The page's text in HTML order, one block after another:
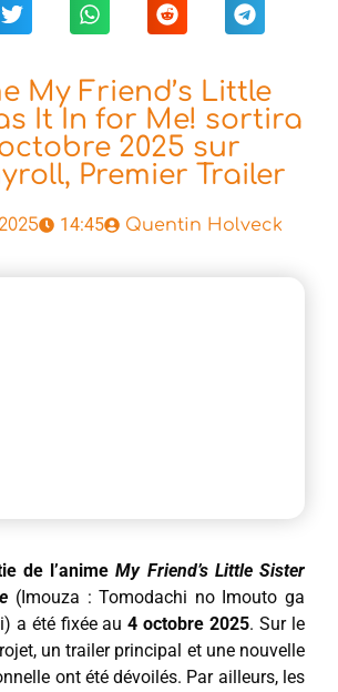
My Friend’s Little
It In for Me! sortira
2025 sur
Premier Trailer
14:45 Quentin Holveck
de l’animeMy Friend’s Little Sister
(Imouza : Tomodachi no Imouto ga
a été fixée au4 octobre 2025. Sur le
un trailer principal et une nouvelle
ont été dévoilés. Par ailleurs, les